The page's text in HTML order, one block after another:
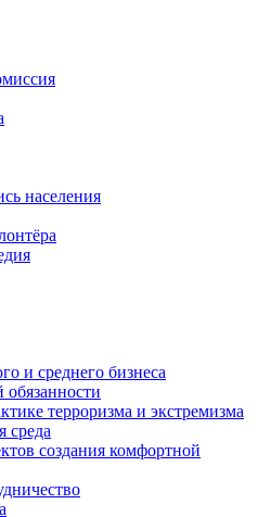
населения
и среднего бизнеса
терроризма и экстремизма
среда
создания комфортной